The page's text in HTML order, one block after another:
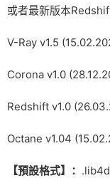
或者最新版本
V-Ray v1.5
Corona v1.0
Redshift v1.0
Octane v1.04
【預設格式】： .lib4d